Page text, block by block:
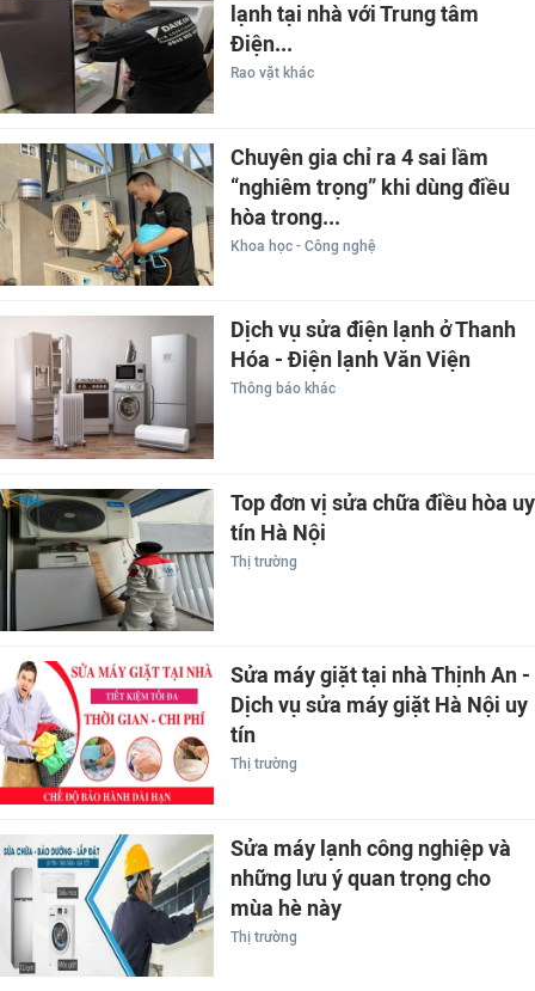
lạnh tại nhà với Trung tâm
Điện...
Rao vặt khác
Chuyên gia chỉ ra 4 sai lầm
“nghiêm trọng” khi dùng điều
hòa trong...
Khoa học - Công nghệ
Dịch vụ sửa điện lạnh ở Thanh
Hóa - Điện lạnh Văn Viện
Thông báo khác
Top đơn vị sửa chữa điều hòa uy
tín Hà Nội
Thị trường
Sửa máy giặt tại nhà Thịnh An -
Dịch vụ sửa máy giặt Hà Nội uy
tín
Thị trường
Sửa máy lạnh công nghiệp và
những lưu ý quan trọng cho
mùa hè này
Thị trường